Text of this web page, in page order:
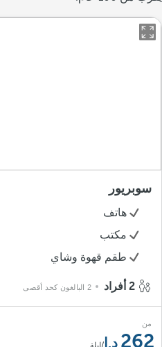
سوبريور
هاتف
مكتب
طقم قهوة وشاي
2 البالغون كحد أقصى
من
262